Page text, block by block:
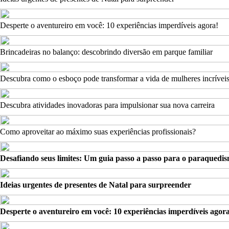
Desperte o aventureiro em você: 10 experiências imperdíveis agora!
Brincadeiras no balanço: descobrindo diversão em parque familiar
Descubra como o esboço pode transformar a vida de mulheres incríveis
Descubra atividades inovadoras para impulsionar sua nova carreira
Como aproveitar ao máximo suas experiências profissionais?
Desafiando seus limites: Um guia passo a passo para o
Ideias urgentes de presentes de Natal para surpreender
Desperte o aventureiro em você: 10 experiências imperdíveis